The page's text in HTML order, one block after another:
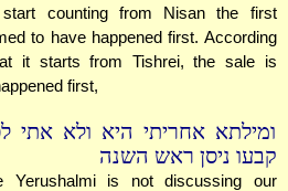
counting from Nisan the first
to have happened first. According
it starts from Tishrei, the sale is
first,
ומילתא אחריתי היא ולא אתי
קבעו ניסן ראש השנה
Yerushalmi is not discussing our